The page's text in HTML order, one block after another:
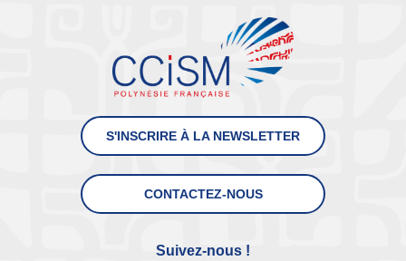
S'INSCRIRE À LA NEWSLETTER
CONTACTEZ-NOUS
Suivez-nous !